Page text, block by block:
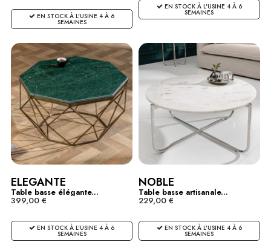
EN STOCK À L'USINE 4 À 6
SEMAINES
EN STOCK À L'USINE 4 À 6
SEMAINES
ELEGANTE
Table basse élégante...
399,00 €
EN STOCK À L'USINE 4 À 6
SEMAINES
NOBLE
Table basse artisanale...
229,00 €
EN STOCK À L'USINE 4 À 6
SEMAINES